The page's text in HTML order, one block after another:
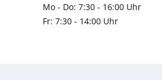
Mo - Do: 7:30 - 16:00 Uhr
Fr: 7:30 - 14:00 Uhr